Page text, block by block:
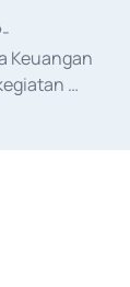
Keuangan